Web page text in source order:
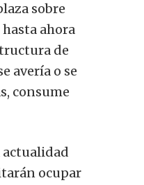
sobre
ahora
de
avería o se
consume
actualidad
ocupar